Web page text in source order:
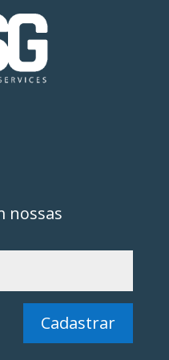
nossas
Cadastrar